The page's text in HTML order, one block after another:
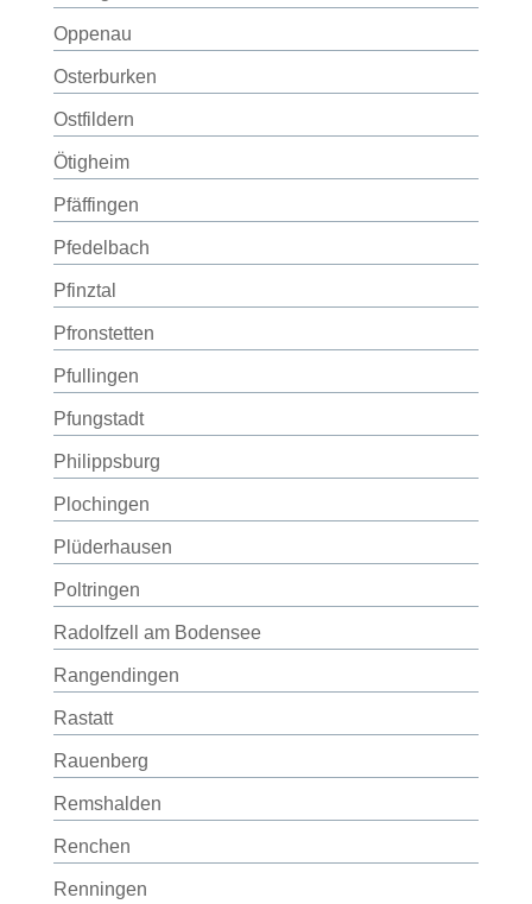
Oppenau
Osterburken
Ostfildern
Ötigheim
Pfäffingen
Pfedelbach
Pfinztal
Pfronstetten
Pfullingen
Pfungstadt
Philippsburg
Plochingen
Plüderhausen
Poltringen
Radolfzell am Bodensee
Rangendingen
Rastatt
Rauenberg
Remshalden
Renchen
Renningen